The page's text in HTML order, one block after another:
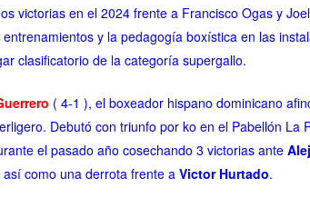
victorias en el 2024 frente a Francisco Ogas y
y la pedagogía boxística en las
clasificatorio de la categoría supergallo.
( 4-1 ), el boxeador hispano dominicano
Debutó con triunfo por ko en el Pabellón La
el pasado año cosechando 3 victorias ante
así como una derrota frente a Victor Hurtado.